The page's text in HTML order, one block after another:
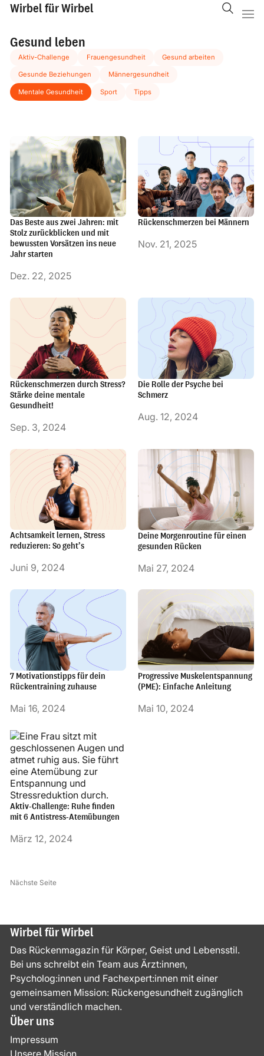
Wirbel für Wirbel
Gesund leben
Aktiv-Challenge Frauengesundheit Gesund arbeiten
Gesunde Beziehungen Männergesundheit
Mentale Gesundheit Sport Tipps
Das Beste aus zwei Jahren: mit
Stolz zurückblicken und mit
bewussten Vorsätzen ins neue
Jahr starten
Dez. 22, 2025
Rückenschmerzen bei Männern
Nov. 21, 2025
Rückenschmerzen durch Stress?
Stärke deine mentale
Gesundheit!
Sep. 3, 2024
Die Rolle der Psyche bei
Schmerz
Aug. 12, 2024
Achtsamkeit lernen, Stress
reduzieren: So geht’s
Juni 9, 2024
Deine Morgenroutine für einen
gesunden Rücken
Mai 27, 2024
7 Motivationstipps für dein
Rückentraining zuhause
Mai 16, 2024
Progressive Muskelentspannung
(PME): Einfache Anleitung
Mai 10, 2024
Aktiv-Challenge: Ruhe finden
mit 6 Antistress-Atemübungen
März 12, 2024
Nächste Seite
Wirbel für Wirbel
Das Rückenmagazin für Körper, Geist und Lebensstil.
Bei uns schreibt ein Team aus Ärzt:innen,
Psycholog:innen und Fachexpert:innen mit einer
gemeinsamen Mission: Rückengesundheit zugänglich
und verständlich machen.
Über uns
Impressum
Unsere Mission